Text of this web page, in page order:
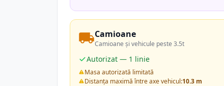
Camioane
Camioane și vehicule peste 3.5t
Autorizat — 1 linie
Masa autorizată limitată
Distanța maximă între axe vehicul:10.3 m